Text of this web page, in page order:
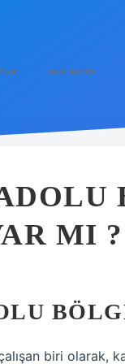
Hakkımızda
MI ?
biri olarak,